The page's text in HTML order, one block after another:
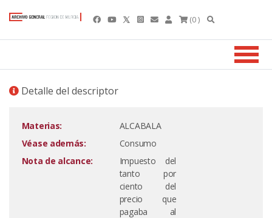
(0 )
Detalle del descriptor
Materias:
ALCABALA
Véase además:
Consumo
Nota de alcance:
Impuesto del
tanto por
ciento del
precio que
pagaba al